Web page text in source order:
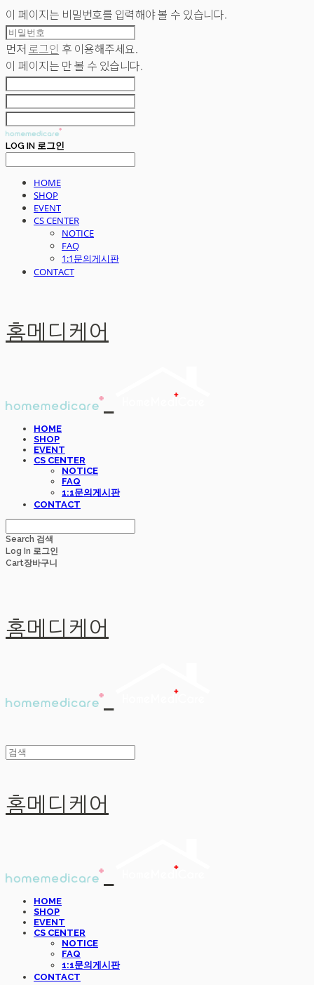
이 페이지는 비밀번호를 입력해야 볼 수 있습니다.
먼저 로그인 후 이용해주세요.
이 페이지는 만 볼 수 있습니다.
LOG IN 로그인
HOME
SHOP
EVENT
CS CENTER
NOTICE
FAQ
1:1문의게시판
CONTACT
홈메디케어
HOME
SHOP
EVENT
CS CENTER
NOTICE
FAQ
1:1문의게시판
CONTACT
Search 검색
Log In 로그인
Cart장바구니
홈메디케어
홈메디케어
HOME
SHOP
EVENT
CS CENTER
NOTICE
FAQ
1:1문의게시판
CONTACT